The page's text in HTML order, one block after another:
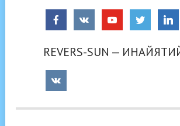
REVERS-SUN —